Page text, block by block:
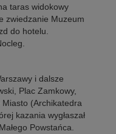
taras widokowy
zwiedzanie Muzeum
do hotelu.
i dalsze
Plac Zamkowy,
(Archikatedra
kazania wygłaszał
Powstańca.